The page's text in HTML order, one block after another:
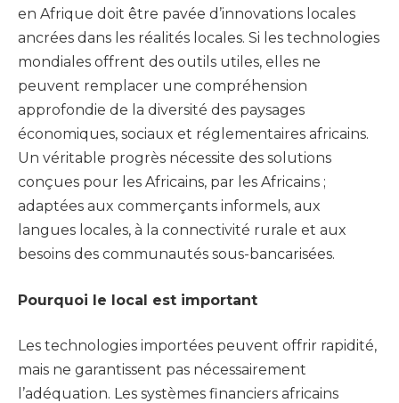
en Afrique doit être pavée d’innovations locales
ancrées dans les réalités locales. Si les technologies
mondiales offrent des outils utiles, elles ne
peuvent remplacer une compréhension
approfondie de la diversité des paysages
économiques, sociaux et réglementaires africains.
Un véritable progrès nécessite des solutions
conçues pour les Africains, par les Africains ;
adaptées aux commerçants informels, aux
langues locales, à la connectivité rurale et aux
besoins des communautés sous-bancarisées.
Pourquoi le local est important
Les technologies importées peuvent offrir rapidité,
mais ne garantissent pas nécessairement
l’adéquation. Les systèmes financiers africains